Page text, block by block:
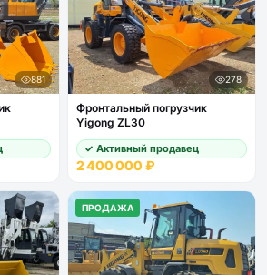
881 278
Фронтальный погрузчик
Yigong ZL30
✓ Активный продавец
2 400 000 ₽
ПРОДАЖА